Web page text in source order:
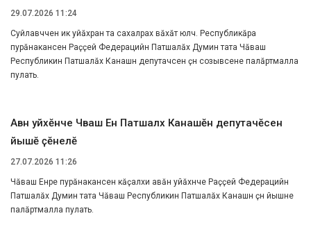
29.07.2026 11:24
Суйлавччен икӗ уйӑхран та сахалрах вӑхӑт юлчӗ. Республикӑра
пурӑнакансен Раҫҫей Федерацийӗн Патшалӑх Думин тата Чӑваш
Республикин Патшалӑх Канашӗн депутачӗсен ҫӗнӗ созывӗсене палӑртмалла
пулать.
Авӑн уйӑхӗнче Чӑваш Ен Патшалӑх Канашӗн депутачӗсен
йышӗ ҫӗнелӗ
27.07.2026 11:26
Чӑваш Енре пурӑнакансен кӑҫалхи авӑн уйӑхӗнче Раҫҫей Федерацийӗн
Патшалӑх Думин тата Чӑваш Республикин Патшалӑх Канашӗн ҫӗнӗ йышне
палӑртмалла пулать.